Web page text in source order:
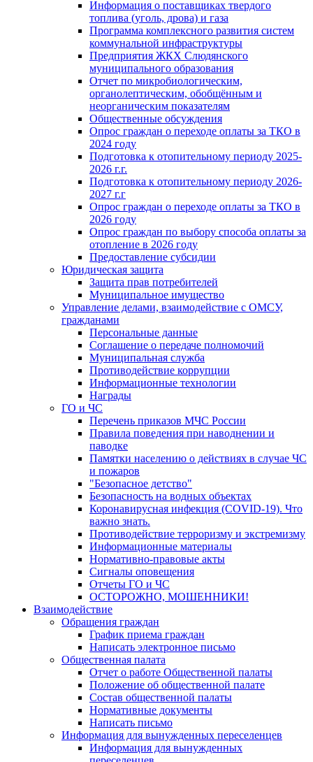
Информация о поставщиках твердого
топлива (уголь, дрова) и газа
Программа комплексного развития систем
коммунальной инфраструктуры
Предприятия ЖКХ Слюдянского
муниципального образования
Отчет по микробиологическим,
органолептическим, обобщённым и
неорганическим показателям
Общественные обсуждения
Опрос граждан о переходе оплаты за ТКО в
2024 году
Подготовка к отопительному периоду 2025-
2026 г.г.
Подготовка к отопительному периоду 2026-
2027 г.г
Опрос граждан о переходе оплаты за ТКО в
2026 году
Опрос граждан по выбору способа оплаты за
отопление в 2026 году
Предоставление субсидии
Юридическая защита
Защита прав потребителей
Муниципальное имущество
Управление делами, взаимодействие с ОМСУ,
гражданами
Персональные данные
Соглашение о передаче полномочий
Муниципальная служба
Противодействие коррупции
Информационные технологии
Награды
ГО и ЧС
Перечень приказов МЧС России
Правила поведения при наводнении и
паводке
Памятки населению о действиях в случае ЧС
и пожаров
"Безопасное детство"
Безопасность на водных объектах
Коронавирусная инфекция (COVID-19). Что
важно знать.
Противодействие терроризму и экстремизму
Информационные материалы
Нормативно-правовые акты
Сигналы оповещения
Отчеты ГО и ЧС
ОСТОРОЖНО, МОШЕННИКИ!
Взаимодействие
Обращения граждан
График приема граждан
Написать электронное письмо
Общественная палата
Отчет о работе Общественной палаты
Положение об общественной палате
Состав общественной палаты
Нормативные документы
Написать письмо
Информация для вынужденных переселенцев
Информация для вынужденных